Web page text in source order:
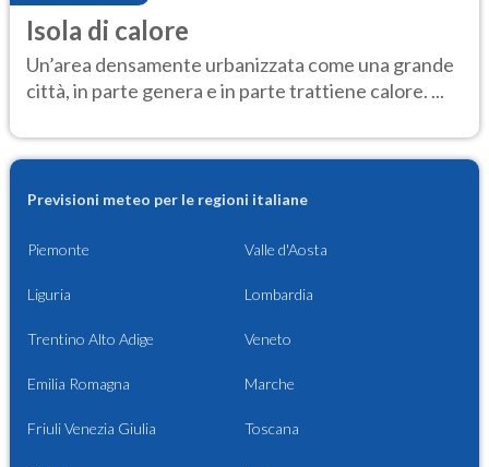
Isola di calore
Un’area densamente urbanizzata come una grande
città, in parte genera e in parte trattiene calore. ...
Previsioni meteo per le regioni italiane
Piemonte Valle d'Aosta
Liguria Lombardia
Trentino Alto Adige Veneto
Emilia Romagna Marche
Friuli Venezia Giulia Toscana